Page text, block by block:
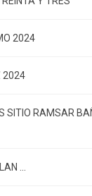
2024
2024
SITIO RAMSAR
...